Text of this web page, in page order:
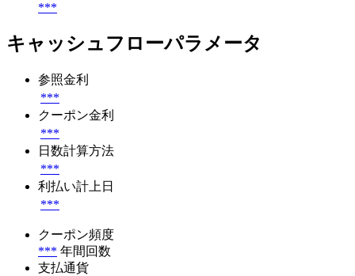
***
キャッシュフローパラメータ
参照金利
***
クーポン金利
***
日数計算方法
***
利払い計上日
***
クーポン頻度
*** 年間回数
支払通貨